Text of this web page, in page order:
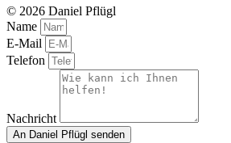
© 2026 Daniel Pflügl
Name
E-Mail
Telefon
Nachricht
An Daniel Pflügl senden